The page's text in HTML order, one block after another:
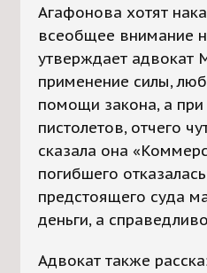
Агафонова хотят
всеобщее внимание
утверждает адвокат
применение силы,
помощи закона, а
пистолетов, отчего
сказала она
погибшего
предстоящего суда
деньги, а
Адвокат также